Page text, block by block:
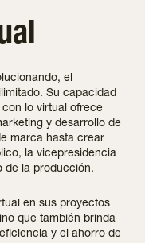
el
Su capacidad
lo virtual ofrece
y desarrollo de
marca hasta crear
la vicepresidencia
de la producción.
en sus proyectos
que también brinda
y el ahorro de